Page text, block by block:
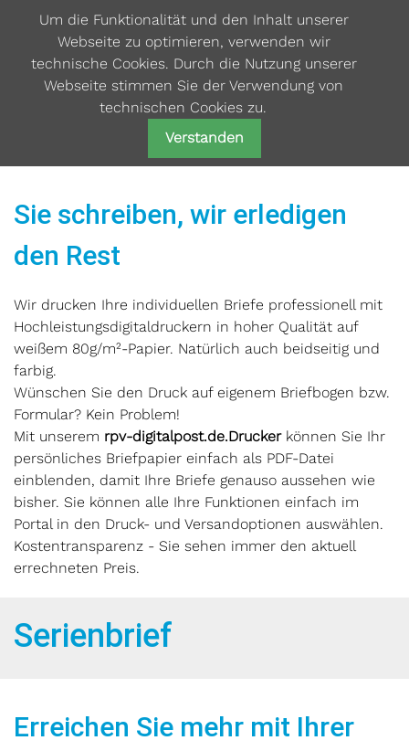
Sie schreiben, wir erledigen
den Rest
Wir drucken Ihre individuellen Briefe professionell mit
Hochleistungsdigitaldruckern in hoher Qualität auf
weißem 80g/m²-Papier. Natürlich auch beidseitig und
farbig.
Wünschen Sie den Druck auf eigenem Briefbogen bzw.
Formular? Kein Problem!
Mit unserem rpv-digitalpost.de.Druckerkönnen Sie Ihr
persönliches Briefpapier einfach als PDF-Datei
einblenden, damit Ihre Briefe genauso aussehen wie
bisher. Sie können alle Ihre Funktionen einfach im
Portal in den Druck- und Versandoptionen auswählen.
Kostentransparenz - Sie sehen immer den aktuell
errechneten Preis.
Serienbrief
Erreichen Sie mehr mit Ihrer
Um die Funktionalität und den Inhalt unserer
Webseite zu optimieren, verwenden wir
technische Cookies. Durch die Nutzung unserer
Webseite stimmen Sie der Verwendung von
technischen Cookies zu.
Verstanden